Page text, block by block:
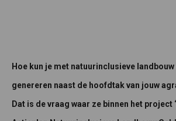
Hoe kun je met natuurinclusieve
genereren naast de hoofdtak van jouw
Dat is de vraag waar ze binnen het project